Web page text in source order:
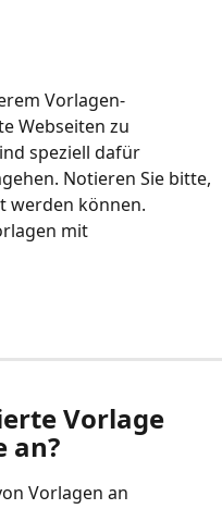
Vorlagen-
Webseiten zu
speziell dafür
Notieren Sie bitte,
werden können.
mit
Vorlage
an?
Vorlagen an